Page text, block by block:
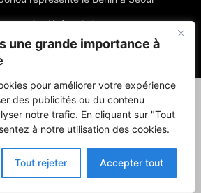
une grande importance à
pour améliorer votre expérience
des publicités ou du contenu
notre trafic. En cliquant sur "Tout
à notre utilisation des cookies.
Tout rejeter Accepter tout
Société Culture
by digitXplus Francophone